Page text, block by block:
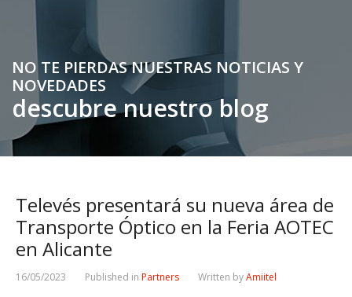
NO TE PIERDAS NUESTRAS NOTICIAS Y
NOVEDADES
descubre nuestro blog
Televés presentará su nueva área de
Transporte Óptico en la Feria AOTEC
en Alicante
16/05/2023 Published in Partners Written byAmiitel